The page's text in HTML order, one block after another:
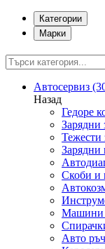
Категории
Марки
Автосервиз
Назад
Гедоре
Зарядни
Тежести
Зарядни
Скоби и
Машини
Авто